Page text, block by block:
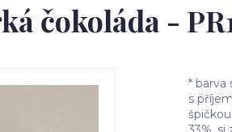
čokoláda -
* barva
s